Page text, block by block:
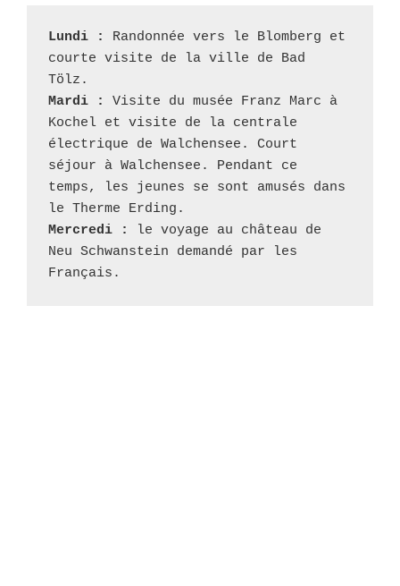
Lundi :
Randonnée vers le Blomberg et
courte visite de la ville de Bad
Tölz.
Mardi : Visite du musée Franz Marc à
Kochel et visite de la centrale
électrique de Walchensee. Court
séjour à Walchensee. Pendant ce
temps, les jeunes se sont amusés dans
le Therme Erding.
Mercredi :
le voyage au château de
Neu Schwanstein demandé par les
Français.